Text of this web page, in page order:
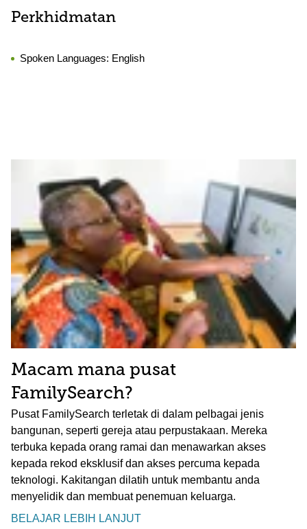
Perkhidmatan
Spoken Languages: English
Macam mana pusat
FamilySearch?
Pusat FamilySearch terletak di dalam pelbagai jenis
bangunan, seperti gereja atau perpustakaan. Mereka
terbuka kepada orang ramai dan menawarkan akses
kepada rekod eksklusif dan akses percuma kepada
teknologi. Kakitangan dilatih untuk membantu anda
menyelidik dan membuat penemuan keluarga.
BELAJAR LEBIH LANJUT